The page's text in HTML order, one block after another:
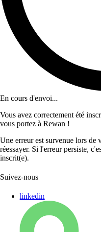
En cours d'envoi...
Vous avez correctement été
vous portez à Rewan !
Une erreur est survenue lors de
réessayer. Si l'erreur persiste,
inscrit(e).
Suivez-nous
linkedin